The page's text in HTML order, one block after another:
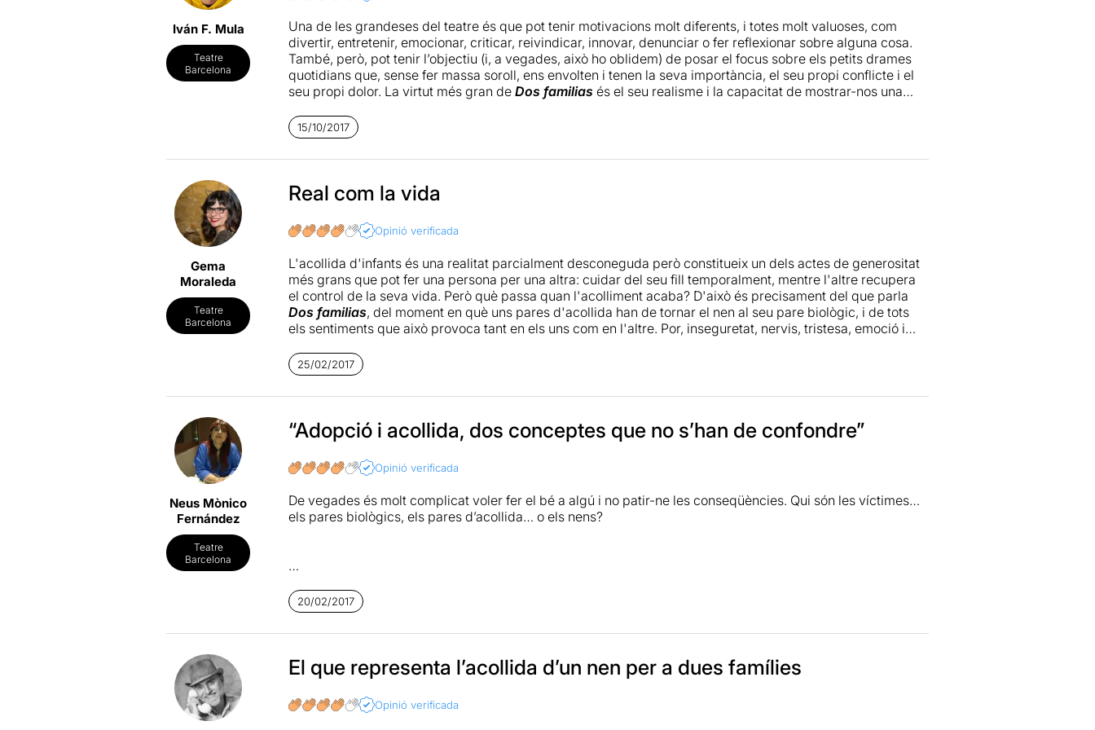
Iván F. Mula
Teatre
Barcelona
Una de les grandeses del teatre és que pot tenir motivacions molt diferents, i totes molt valuoses, com
divertir, entretenir, emocionar, criticar, reivindicar, innovar, denunciar o fer reflexionar sobre alguna cosa.
També, però, pot tenir l’objectiu (i, a vegades, això ho oblidem) de posar el focus sobre els petits drames
quotidians que, sense fer massa soroll, ens envolten i tenen la seva importància, el seu propi conflicte i el
seu propi dolor. La virtut més gran de Dos familias és el seu realisme i la capacitat de mostrar-nos una
la manca d’empatia d’un sistema massa fred.
Escrita perJosé Pascual Abellán, l’obra ens explica el drama que pot suposar l’acollida d’un infant a l’hora
juga molt bé les seves cartes, no és partidista i combina amb encert l’emotivitat de la història amb una
sòbria narració dels fets. El director
que, a la recerca d’una naturalitat molt apropiada, mai perden la versemblança malgrat petits desajustos
que, amb rodatge, desapareixeran. En aquest sentit, el treball de
destacable per la seva tendresa i íntima fragilitat. En resum, es tracta d’una proposta interessant, que
genera debat i que, malgrat la seva simplicitat i algun gir sobtat, està ben construïda i executada.
15/10/2017
Gema
Moraleda
Teatre
Barcelona
Real com la vida
Opinió verificada
L'acollida d'infants és una realitat parcialment desconeguda però constitueix un dels actes de generositat
més grans que pot fer una persona per una altra: cuidar del seu fill temporalment, mentre l'altre recupera
el control de la seva vida. Però què passa quan l'acolliment acaba? D'això és precisament del que parla
Dos familias, del moment en què uns pares d'acollida han de tornar el nen al seu pare biològic, i de tots
els sentiments que això provoca tant en els uns com en l'altre. Por, inseguretat, nervis, tristesa, emoció i
respecte, l'empatia i la tendresa que demana la situació, i que donen lloc a una història senzilla però
emotiva, que commou i fa pensar sense jugar amb l'espectador.
25/02/2017
Neus Mònico
Fernández
Teatre
Barcelona
“Adopció i acollida, dos conceptes que no s’han de confondre”
Opinió verificada
De vegades és molt complicat voler fer el bé a algú i no patir-ne les conseqüències. Qui són les víctimes…
els pares biològics, els pares d’acollida… o els nens?
en el paper de pare biològic i
reflexionar sobre les implicacions emocionals que comporta l’acollida d’un nen.
El que m'ha agradat molt de l'obra és que no intenta posicionar-nos ni a favor d’uns, ni d'altres, sinó que
ens mostra una mirada neutral sobre dos punts de vista diferents, on hi ha, per damunt de tot sentiments.
20/02/2017
El que representa l’acollida d’un nen per a dues famílies
Opinió verificada